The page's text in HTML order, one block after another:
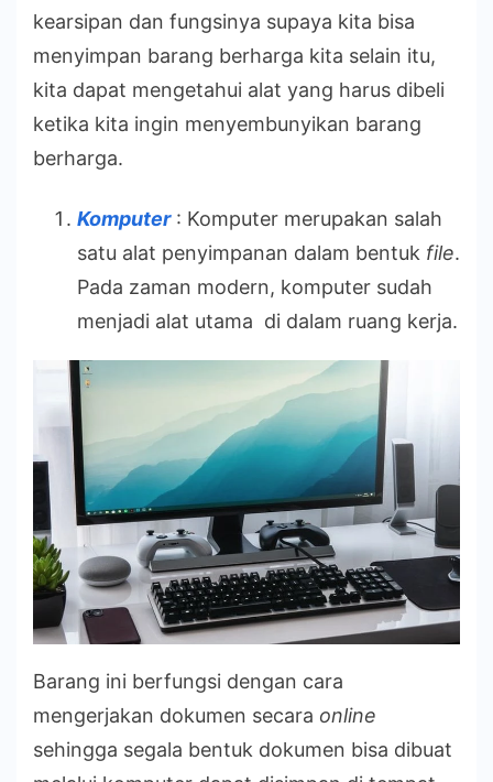
kearsipan dan fungsinya supaya kita bisa
menyimpan barang berharga kita selain itu,
kita dapat mengetahui alat yang harus dibeli
ketika kita ingin menyembunyikan barang
berharga.
Komputer: Komputer merupakan salah
satu alat penyimpanan dalam bentuk file.
Pada zaman modern, komputer sudah
menjadi alat utama di dalam ruang kerja.
Barang ini berfungsi dengan cara
mengerjakan dokumen secara online
sehingga segala bentuk dokumen bisa dibuat